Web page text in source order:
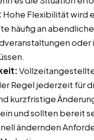
Hohe Flexibilität wird
häufig an
oder
Regel jederzeit für
kurzfristige
und sollten bereit
ändernden